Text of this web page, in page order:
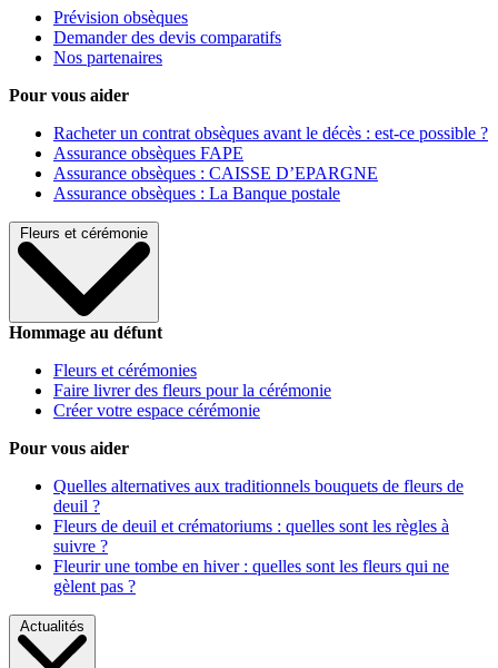
Prévision obsèques
Demander des devis comparatifs
Nos partenaires
Pour vous aider
Racheter un contrat obsèques avant le décès : est-ce possible ?
Assurance obsèques FAPE
Assurance obsèques : CAISSE D’EPARGNE
Assurance obsèques : La Banque postale
Fleurs et cérémonie
Hommage au défunt
Fleurs et cérémonies
Faire livrer des fleurs pour la cérémonie
Créer votre espace cérémonie
Pour vous aider
Quelles alternatives aux traditionnels bouquets de fleurs de
deuil ?
Fleurs de deuil et crématoriums : quelles sont les règles à
suivre ?
Fleurir une tombe en hiver : quelles sont les fleurs qui ne
gèlent pas ?
Actualités